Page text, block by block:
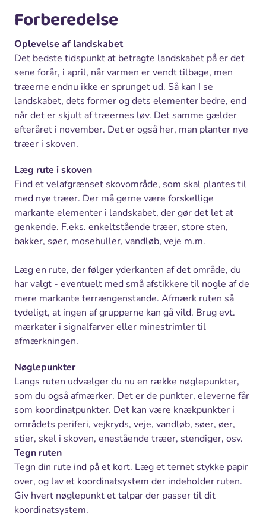
Forberedelse
Oplevelse af landskabet
Det bedste tidspunkt at betragte landskabet på er det
sene forår, i april, når varmen er vendt tilbage, men
træerne endnu ikke er sprunget ud. Så kan I se
landskabet, dets former og dets elementer bedre, end
når det er skjult af træernes løv. Det samme gælder
efteråret i november. Det er også her, man planter nye
træer i skoven.
Læg rute i skoven
Find et velafgrænset skovområde, som skal plantes til
med nye træer. Der må gerne være forskellige
markante elementer i landskabet, der gør det let at
genkende. F.eks. enkeltstående træer, store sten,
bakker, søer, mosehuller, vandløb, veje m.m.
Læg en rute, der følger yderkanten af det område, du
har valgt - eventuelt med små afstikkere til nogle af de
mere markante terrængenstande. Afmærk ruten så
tydeligt, at ingen af grupperne kan gå vild. Brug evt.
mærkater i signalfarver eller minestrimler til
afmærkningen.
Nøglepunkter
Langs ruten udvælger du nu en række nøglepunkter,
som du også afmærker. Det er de punkter, eleverne får
som koordinatpunkter. Det kan være knækpunkter i
områdets periferi, vejkryds, veje, vandløb, søer, øer,
stier, skel i skoven, enestående træer, stendiger, osv.
Tegn ruten
Tegn din rute ind på et kort. Læg et ternet stykke papir
over, og lav et koordinatsystem der indeholder ruten.
Giv hvert nøglepunkt et talpar der passer til dit
koordinatsystem.